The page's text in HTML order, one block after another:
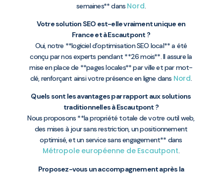
semaines** dans Nord.
Votre solution SEO est-elle vraiment unique en
France et à Escautpont ?
Oui, notre **logiciel d’optimisation SEO local** a été
conçu par nos experts pendant **26 mois**. Il assure la
mise en place de **pages locales** par ville et par mot-
clé, renforçant ainsi votre présence en ligne dans Nord.
Quels sont les avantages par rapport aux solutions
traditionnelles à Escautpont ?
Nous proposons **la propriété totale de votre outil web,
des mises à jour sans restriction, un positionnement
optimisé, et un service sans engagement** dans
Métropole européenne de Escautpont.
Proposez-vous un accompagnement après la